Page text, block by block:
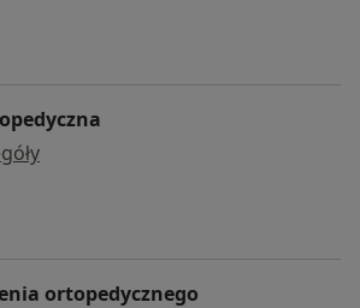
konsultacja ortopedyczna
ortopedycznego